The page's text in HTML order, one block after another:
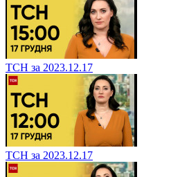
ТСН за 2023.12.17
ТСН за 2023.12.17